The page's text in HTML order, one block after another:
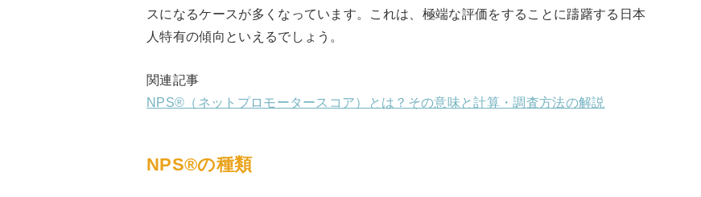
スになるケースが多くなっています。これは、極端な評価をすることに躊躇する日本
人特有の傾向といえるでしょう。
関連記事
NPS®（ネットプロモータースコア）とは？その意味と計算・調査方法の解説
NPS®の種類